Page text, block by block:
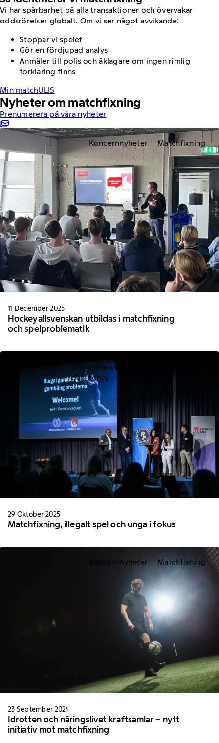
Vi har spårbarhet på alla transaktioner och övervakar
oddsrörelser globalt. Om vi ser något avvikande:
Stoppar vi spelet
Gör en fördjupad analys
Anmäler till polis och åklagare om ingen rimlig
förklaring finns
Min matchULIS
Nyheter om matchfixning
Prenumerera på våra nyheter
Koncernnyheter Matchfixning
11 December 2025
Hockeyallsvenskan utbildas i matchfixning
och spelproblematik
Matchfixning
Om spelansvar, spelansvarsverktyg
och policy
29 Oktober 2025
Matchfixning, illegalt spel och unga i fokus
Koncernnyheter Matchfixning
23 September 2024
Idrotten och näringslivet kraftsamlar – nytt
initiativ mot matchfixning